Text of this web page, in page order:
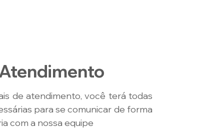
de atendimento, você terá todas
para se comunicar de forma
com a nossa equipe